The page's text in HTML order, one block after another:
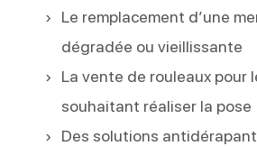
Le remplacement d’une
dégradée ou vieillissante
La vente de rouleaux pour
souhaitant réaliser la pose
Des solutions